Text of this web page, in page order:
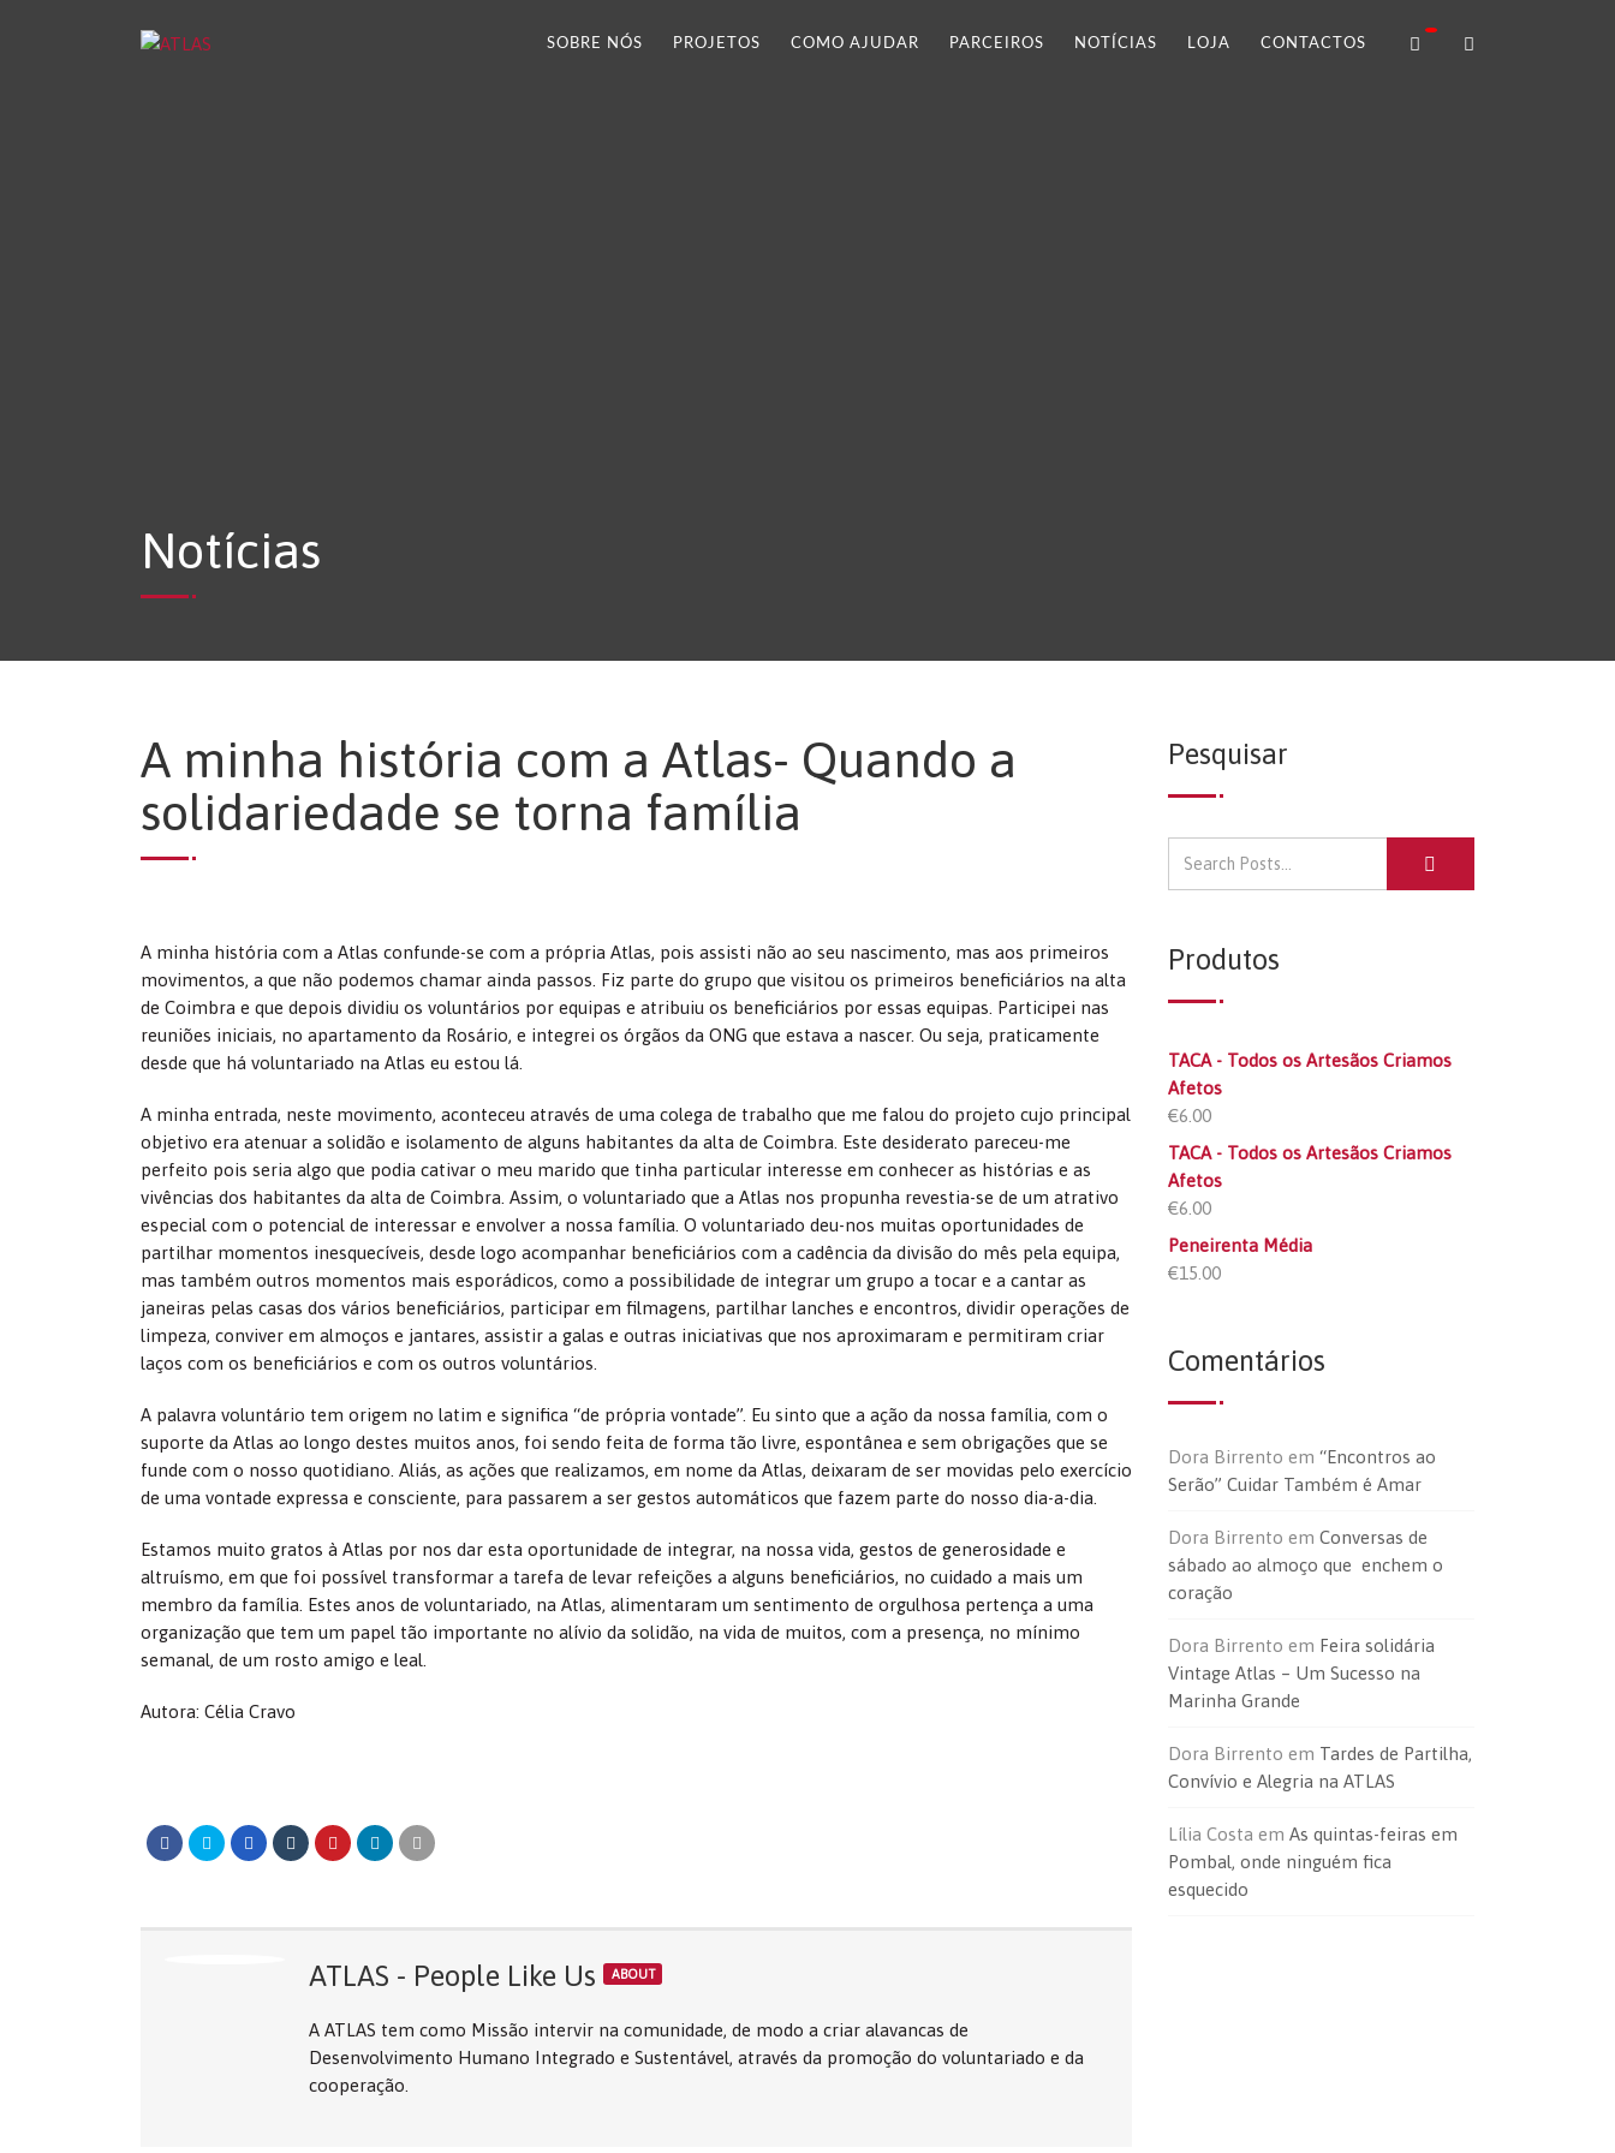
SOBRE NÓS PROJETOS COMO AJUDAR PARCEIROS NOTÍCIAS LOJA CONTACTOS
Notícias
A minha história com a Atlas- Quando a
solidariedade se torna família
A minha história com a Atlas confunde-se com a própria Atlas, pois assisti não ao seu nascimento, mas aos primeiros
movimentos, a que não podemos chamar ainda passos. Fiz parte do grupo que visitou os primeiros beneficiários na alta
de Coimbra e que depois dividiu os voluntários por equipas e atribuiu os beneficiários por essas equipas. Participei nas
reuniões iniciais, no apartamento da Rosário, e integrei os órgãos da ONG que estava a nascer. Ou seja, praticamente
desde que há voluntariado na Atlas eu estou lá.
A minha entrada, neste movimento, aconteceu através de uma colega de trabalho que me falou do projeto cujo principal
objetivo era atenuar a solidão e isolamento de alguns habitantes da alta de Coimbra. Este desiderato pareceu-me
perfeito pois seria algo que podia cativar o meu marido que tinha particular interesse em conhecer as histórias e as
vivências dos habitantes da alta de Coimbra. Assim, o voluntariado que a Atlas nos propunha revestia-se de um atrativo
especial com o potencial de interessar e envolver a nossa família. O voluntariado deu-nos muitas oportunidades de
partilhar momentos inesquecíveis, desde logo acompanhar beneficiários com a cadência da divisão do mês pela equipa,
mas também outros momentos mais esporádicos, como a possibilidade de integrar um grupo a tocar e a cantar as
janeiras pelas casas dos vários beneficiários, participar em filmagens, partilhar lanches e encontros, dividir operações de
limpeza, conviver em almoços e jantares, assistir a galas e outras iniciativas que nos aproximaram e permitiram criar
laços com os beneficiários e com os outros voluntários.
A palavra voluntário tem origem no latim e significa “de própria vontade”. Eu sinto que a ação da nossa família, com o
suporte da Atlas ao longo destes muitos anos, foi sendo feita de forma tão livre, espontânea e sem obrigações que se
funde com o nosso quotidiano. Aliás, as ações que realizamos, em nome da Atlas, deixaram de ser movidas pelo exercício
de uma vontade expressa e consciente, para passarem a ser gestos automáticos que fazem parte do nosso dia-a-dia.
Estamos muito gratos à Atlas por nos dar esta oportunidade de integrar, na nossa vida, gestos de generosidade e
altruísmo, em que foi possível transformar a tarefa de levar refeições a alguns beneficiários, no cuidado a mais um
membro da família. Estes anos de voluntariado, na Atlas, alimentaram um sentimento de orgulhosa pertença a uma
organização que tem um papel tão importante no alívio da solidão, na vida de muitos, com a presença, no mínimo
semanal, de um rosto amigo e leal.
Autora: Célia Cravo
ATLAS - People Like Us ABOUT
A ATLAS tem como Missão intervir na comunidade, de modo a criar alavancas de
Desenvolvimento Humano Integrado e Sustentável, através da promoção do voluntariado e da
cooperação.
Pesquisar
Produtos
TACA - Todos os Artesãos Criamos
Afetos
€6.00
TACA - Todos os Artesãos Criamos
Afetos
€6.00
Peneirenta Média
€15.00
Comentários
Dora Birrento em “Encontros ao
Serão” Cuidar Também é Amar
Dora Birrento em Conversas de
sábado ao almoço que enchem o
coração
Dora Birrento em Feira solidária
Vintage Atlas – Um Sucesso na
Marinha Grande
Dora Birrento em Tardes de Partilha,
Convívio e Alegria na ATLAS
Lília Costa em As quintas-feiras em
Pombal, onde ninguém fica
esquecido